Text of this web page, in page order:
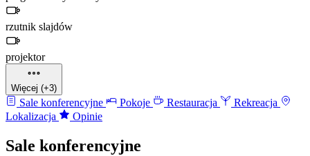
rzutnik slajdów
projektor
Więcej (+3)
Sale konferencyjne Pokoje Restauracja
Rekreacja
Lokalizacja
Opinie
Sale konferencyjne